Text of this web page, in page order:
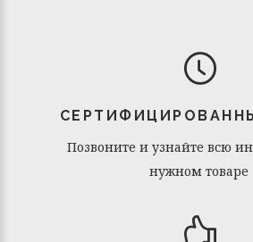
Позвоните и узнайте всю
нужном товаре